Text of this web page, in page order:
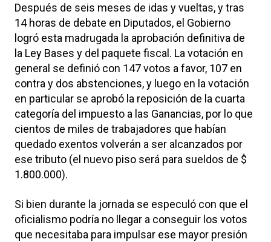
Después de seis meses de idas y vueltas, y tras
14 horas de debate en Diputados, el Gobierno
logró esta madrugada la aprobación definitiva de
la Ley Bases y del paquete fiscal. La votación en
general se definió con 147 votos a favor, 107 en
contra y dos abstenciones, y luego en la votación
en particular se aprobó la reposición de la cuarta
categoría del impuesto a las Ganancias, por lo que
cientos de miles de trabajadores que habían
quedado exentos volverán a ser alcanzados por
ese tributo (el nuevo piso será para sueldos de $
1.800.000).
Si bien durante la jornada se especuló con que el
oficialismo podría no llegar a conseguir los votos
que necesitaba para impulsar ese mayor presión